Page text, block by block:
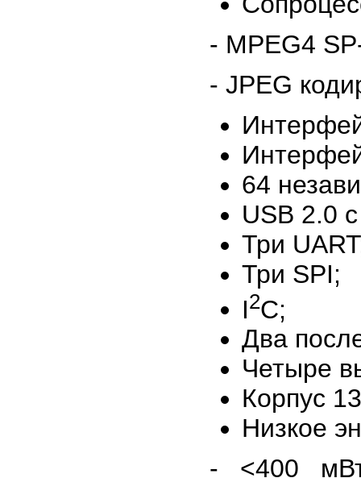
- MPEG4
- JPEG
64
USB 2.0
Три
Три SPI;
I2C;
Два
Четыре
Корпус
Низкое
- <400